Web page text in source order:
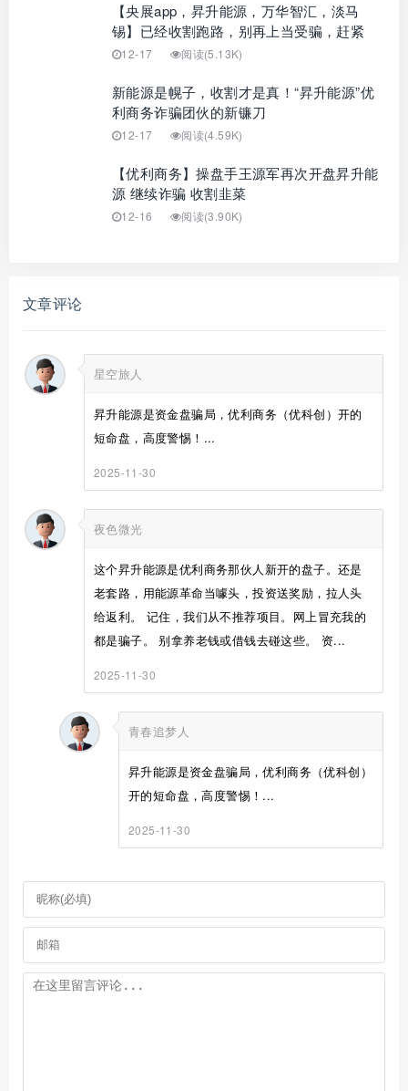
【央展app，昇升能源，万华智汇，淡马
锡】已经收割跑路，别再上当受骗，赶紧
12-17 阅读(5.13K)
新能源是幌子，收割才是真！“昇升能源”优
利商务诈骗团伙的新镰刀
12-17 阅读(4.59K)
【优利商务】操盘手王源军再次开盘昇升能
源 继续诈骗 收割韭菜
12-16 阅读(3.90K)
文章评论
星空旅人
昇升能源是资金盘骗局，优利商务（优科创）开的
短命盘，高度警惕！...
2025-11-30
夜色微光
这个昇升能源是优利商务那伙人新开的盘子。还是
老套路，用能源革命当噱头，投资送奖励，拉人头
给返利。 记住，我们从不推荐项目。网上冒充我的
都是骗子。 别拿养老钱或借钱去碰这些。 资...
2025-11-30
青春追梦人
昇升能源是资金盘骗局，优利商务（优科创）
开的短命盘，高度警惕！...
2025-11-30